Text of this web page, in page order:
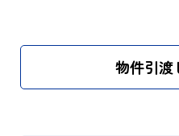
物件引渡